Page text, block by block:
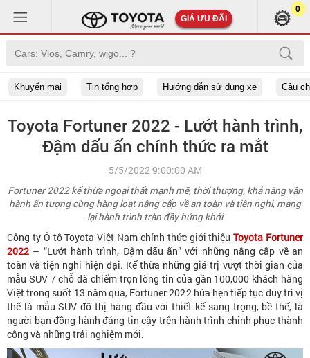
GIÁ ƯU ĐÃI
0
Khuyến mại Tin tổng hợp Hướng dẫn sử dụng xe Câu
Toyota Fortuner 2022 - Lướt hành trình,
Đậm dấu ấn chính thức ra mắt
5/5/2022 9:00:00 AM
Fortuner 2022 kế thừa ngoại thất mạnh mẽ, thời thượng, khả năng vận
hành ấn tượng cùng hàng loạt nâng cấp về an toàn và tiện nghi, mang
lại hành trình tràn đầy hứng khởi
Công ty Ô tô Toyota Việt Nam chính thức giới thiệuToyota Fortuner
2022 – “Lướt hành trình, Đậm dấu ấn” với những nâng cấp về an
toàn và tiện nghi hiện đại. Kế thừa những giá trị vượt thời gian của
mẫu SUV 7 chỗ đã chiếm trọn lòng tin của gần 100,000 khách hàng
Việt trong suốt 13 năm qua, Fortuner 2022 hứa hẹn tiếp tục duy trì vị
thế là mẫu SUV đô thị hàng đầu với thiết kế sang trọng, bề thế, là
người bạn đồng hành đáng tin cậy trên hành trình chinh phục thành
công và những trải nghiệm mới.